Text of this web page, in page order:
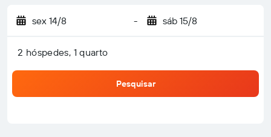
sex 14/8 - sáb 15/8
2 hóspedes, 1 quarto
Pesquisar